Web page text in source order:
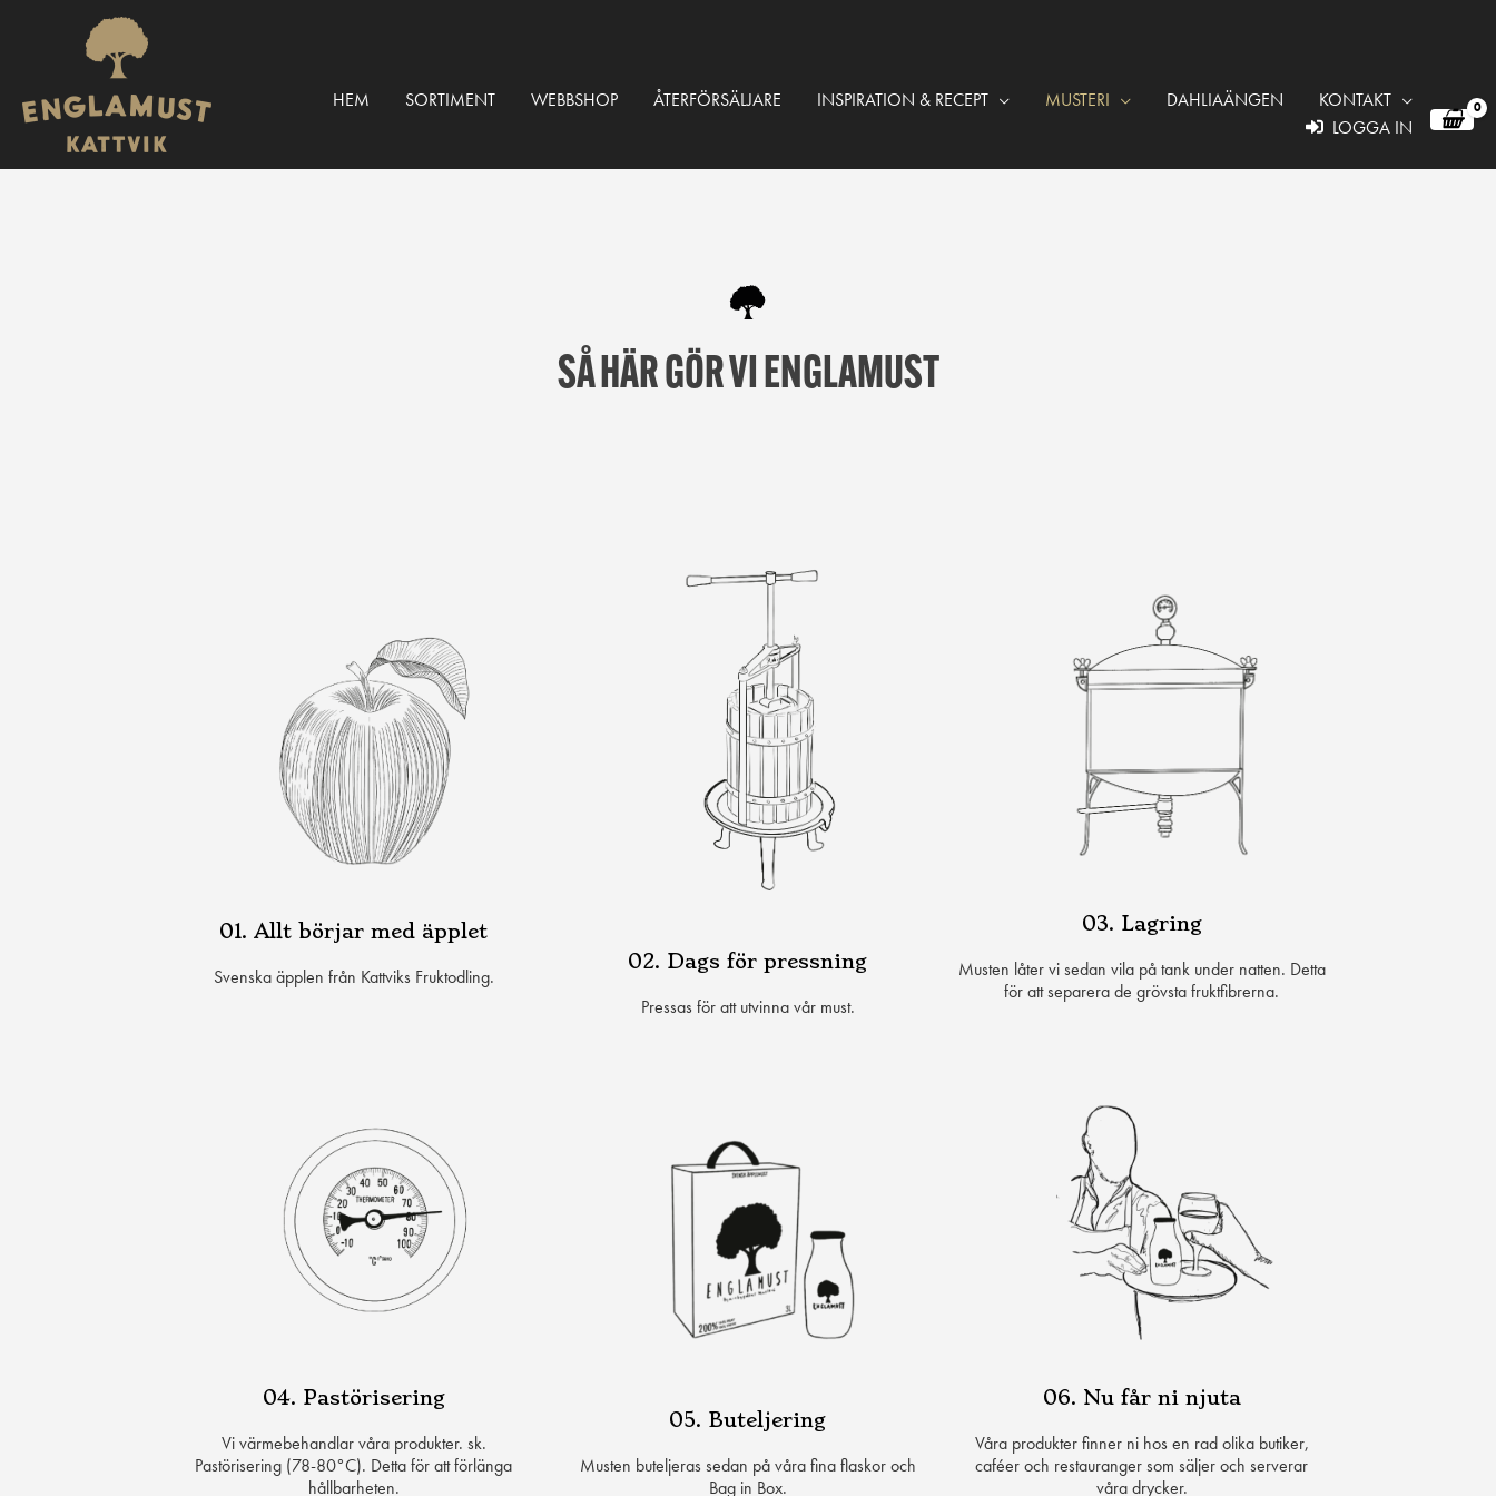
HEM SORTIMENT WEBBSHOP ÅTERFÖRSÄLJARE INSPIRATION & RECEPT MUSTERI DAHLIAÄNGEN
KONTAKT
LOGGA IN
SÅ HÄR GÖR VI ENGLAMUST
01. Allt börjar med äpplet
Svenska äpplen från Kattviks Fruktodling.
02. Dags för pressning
Pressas för att utvinna vår must.
03. Lagring
Musten låter vi sedan vila på tank under natten. Detta
för att separera de grövsta fruktfibrerna.
04. Pastörisering
Vi värmebehandlar våra produkter. sk.
Pastörisering (78-80°C). Detta för att förlänga
hållbarheten.
05. Buteljering
Musten buteljeras sedan på våra fina flaskor och
Bag in Box.
06. Nu får ni njuta
Våra produkter finner ni hos en rad olika butiker,
caféer och restauranger som säljer och serverar
våra drycker.